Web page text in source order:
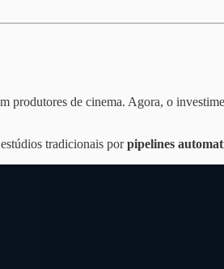
produtores de cinema. Agora, o
tradicionais porpipelines